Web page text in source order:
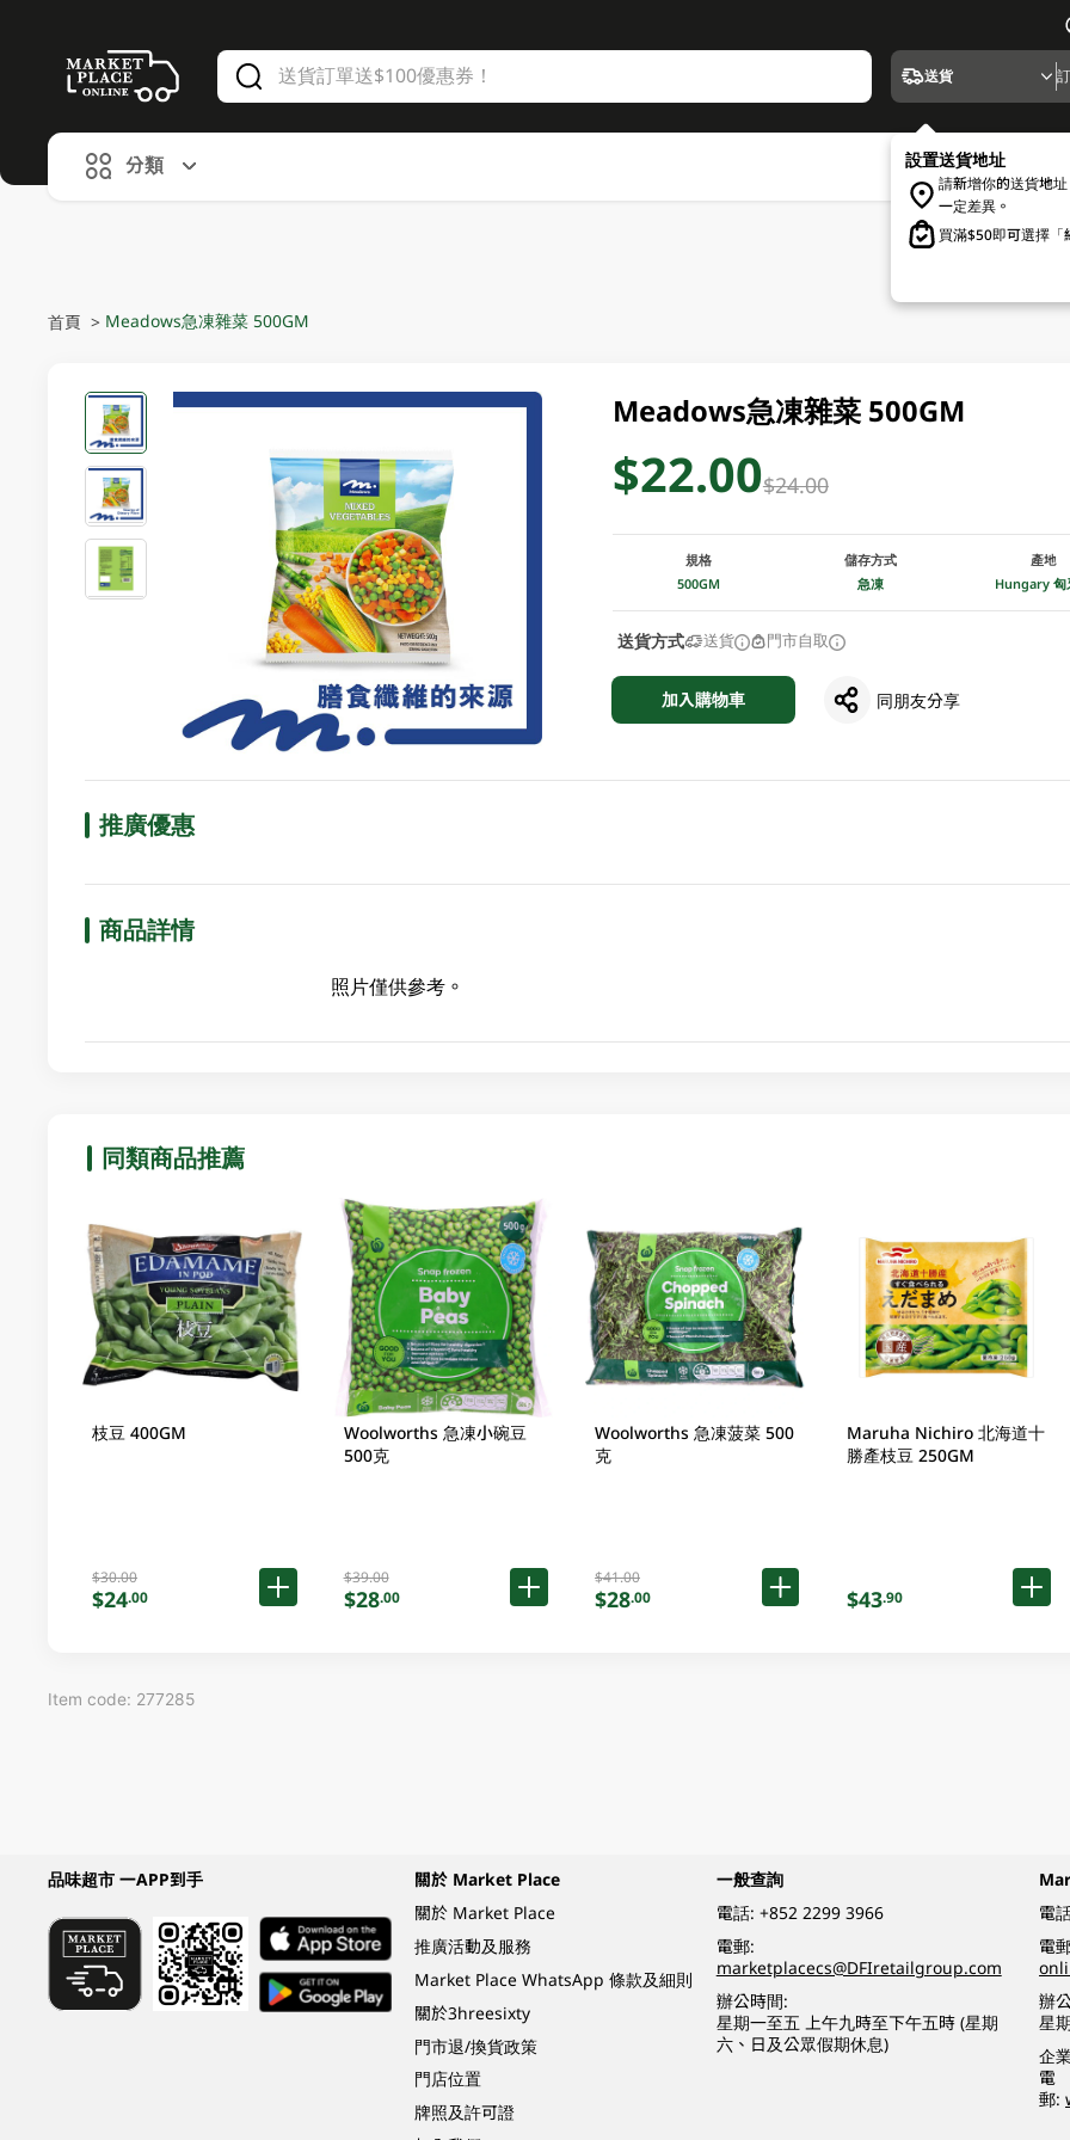
alid Until 30 June 2026
送貨
設置送貨地址
請新增你的送貨地
一定差異。
買滿$50即可選擇「
分類
首頁 > Meadows急凍雜菜 500GM
Meadows急凍雜菜 500GM
$22.00$24.00
規格
500GM
儲存方式
急凍
產地
Hungary 匈
送貨方式 送貨 門市自取
加入購物車 同朋友分享
推廣優惠
商品詳情
照片僅供參考。
同類商品推薦
枝豆 400GM
$30.00
$24.00
Woolworths 急凍小碗豆
500克
$39.00
$28.00
Woolworths 急凍菠菜 500
克
$41.00
$28.00
Maruha Nichiro 北海道十
勝產枝豆 250GM
$43.90
Item code: 277285
品味超市 一APP到手
關於 Market Place
關於 Market Place
推廣活動及服務
Market Place WhatsApp 條款及細則
關於3hreesixty
門市退/換貨政策
門店位置
牌照及許可證
一般查詢
電話: +852 2299 3966
電郵:
marketplacecs@DFIretailgroup.com
辦公時間:
星期一至五 上午九時至下午五時 (星期
六、日及公眾假期休息)
電
電
辦
星
企
電
郵: